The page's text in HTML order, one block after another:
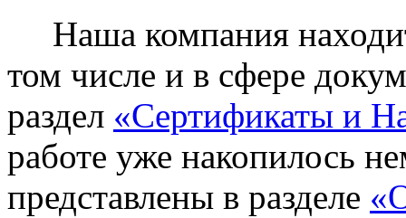
Наша компания
том числе и в сфере
раздел «Сертификаты и
работе уже накопилось
представлены в разделе